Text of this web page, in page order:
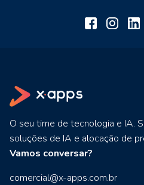
O seu time de tecnologia e IA.
soluções de IA e alocação de
Vamos conversar?
comercial@x-apps.com.br